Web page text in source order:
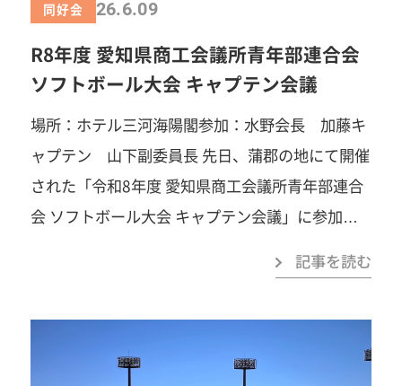
報告会までしっかり作っていきます。
み出すことで、見える景色がきっと変わります。
あなたの「挑戦してみたい」を、春日井YEGでカ
「楽しさ」「苦しさ」「笑い」「汗」「涙」「感
動」…まずは見学だけでも大歓迎です。お気軽に
ご連絡ください！ 春日井商工会議所青年部事務局
TEL：0568-81-4141みなさまのご参加を心よりお
同好会 26.6.09
R8年度 愛知県商工会議所青年部連合会
ソフトボール大会 キャプテン会議
場所：ホテル三河海陽閣参加：水野会長 加藤キ
ャプテン 山下副委員長 先日、蒲郡の地にて開催
された「令和8年度 愛知県商工会議所青年部連合
会 ソフトボール大会 キャプテン会議」に参加い
大会。今年度は蒲郡の皆様のご尽力のもと開催さ
など、大会成功に向けた熱意あふれる有意義な時
記事を読む